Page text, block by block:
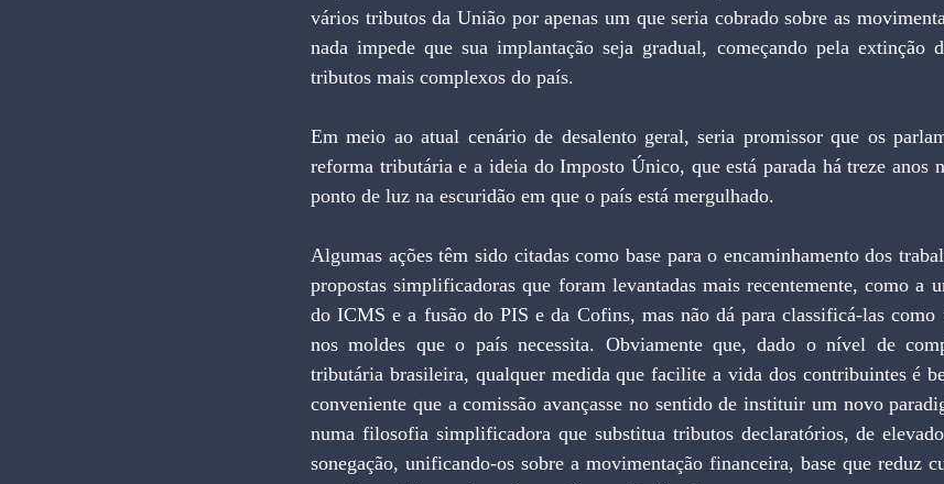
vários tributos da União por apenas um que seria cobrado sobre as
nada impede que sua implantação seja gradual, começando pela extinção
tributos mais complexos do país.
Em meio ao atual cenário de desalento geral, seria promissor que os
reforma tributária e a ideia do Imposto Único, que está parada há treze anos
ponto de luz na escuridão em que o país está mergulhado.
Algumas ações têm sido citadas como base para o encaminhamento dos
propostas simplificadoras que foram levantadas mais recentemente, como a
do ICMS e a fusão do PIS e da Cofins, mas não dá para classificá-las
nos moldes que o país necessita. Obviamente que, dado o nível de
tributária brasileira, qualquer medida que facilite a vida dos contribuintes é
conveniente que a comissão avançasse no sentido de instituir um novo
numa filosofia simplificadora que substitua tributos declaratórios, de
sonegação, unificando-os sobre a movimentação financeira, base que reduz